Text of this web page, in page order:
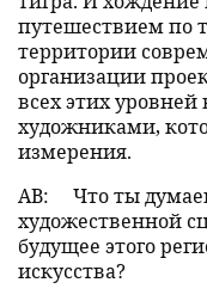
путешествием по
территории
организации
всех этих уровней
художниками,
измерения.
АВ:
Что ты
художественной
будущее этого
искусства?